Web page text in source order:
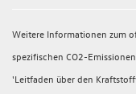
Weitere Informationen zum
spezifischen CO2-
'Leitfaden über den